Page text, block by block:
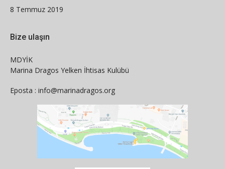
8 Temmuz 2019
Bize ulaşın
MDYİK
Marina Dragos Yelken İhtisas Kulübü
Eposta : info@marinadragos.org